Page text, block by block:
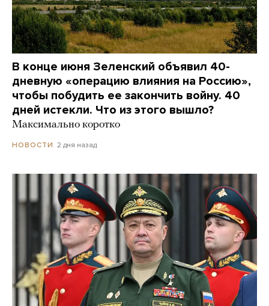
В конце июня Зеленский объявил 40-
дневную «операцию влияния на Россию»,
чтобы побудить ее закончить войну. 40
дней истекли. Что из этого вышло?
Максимально коротко
НОВОСТИ 2 дня назад